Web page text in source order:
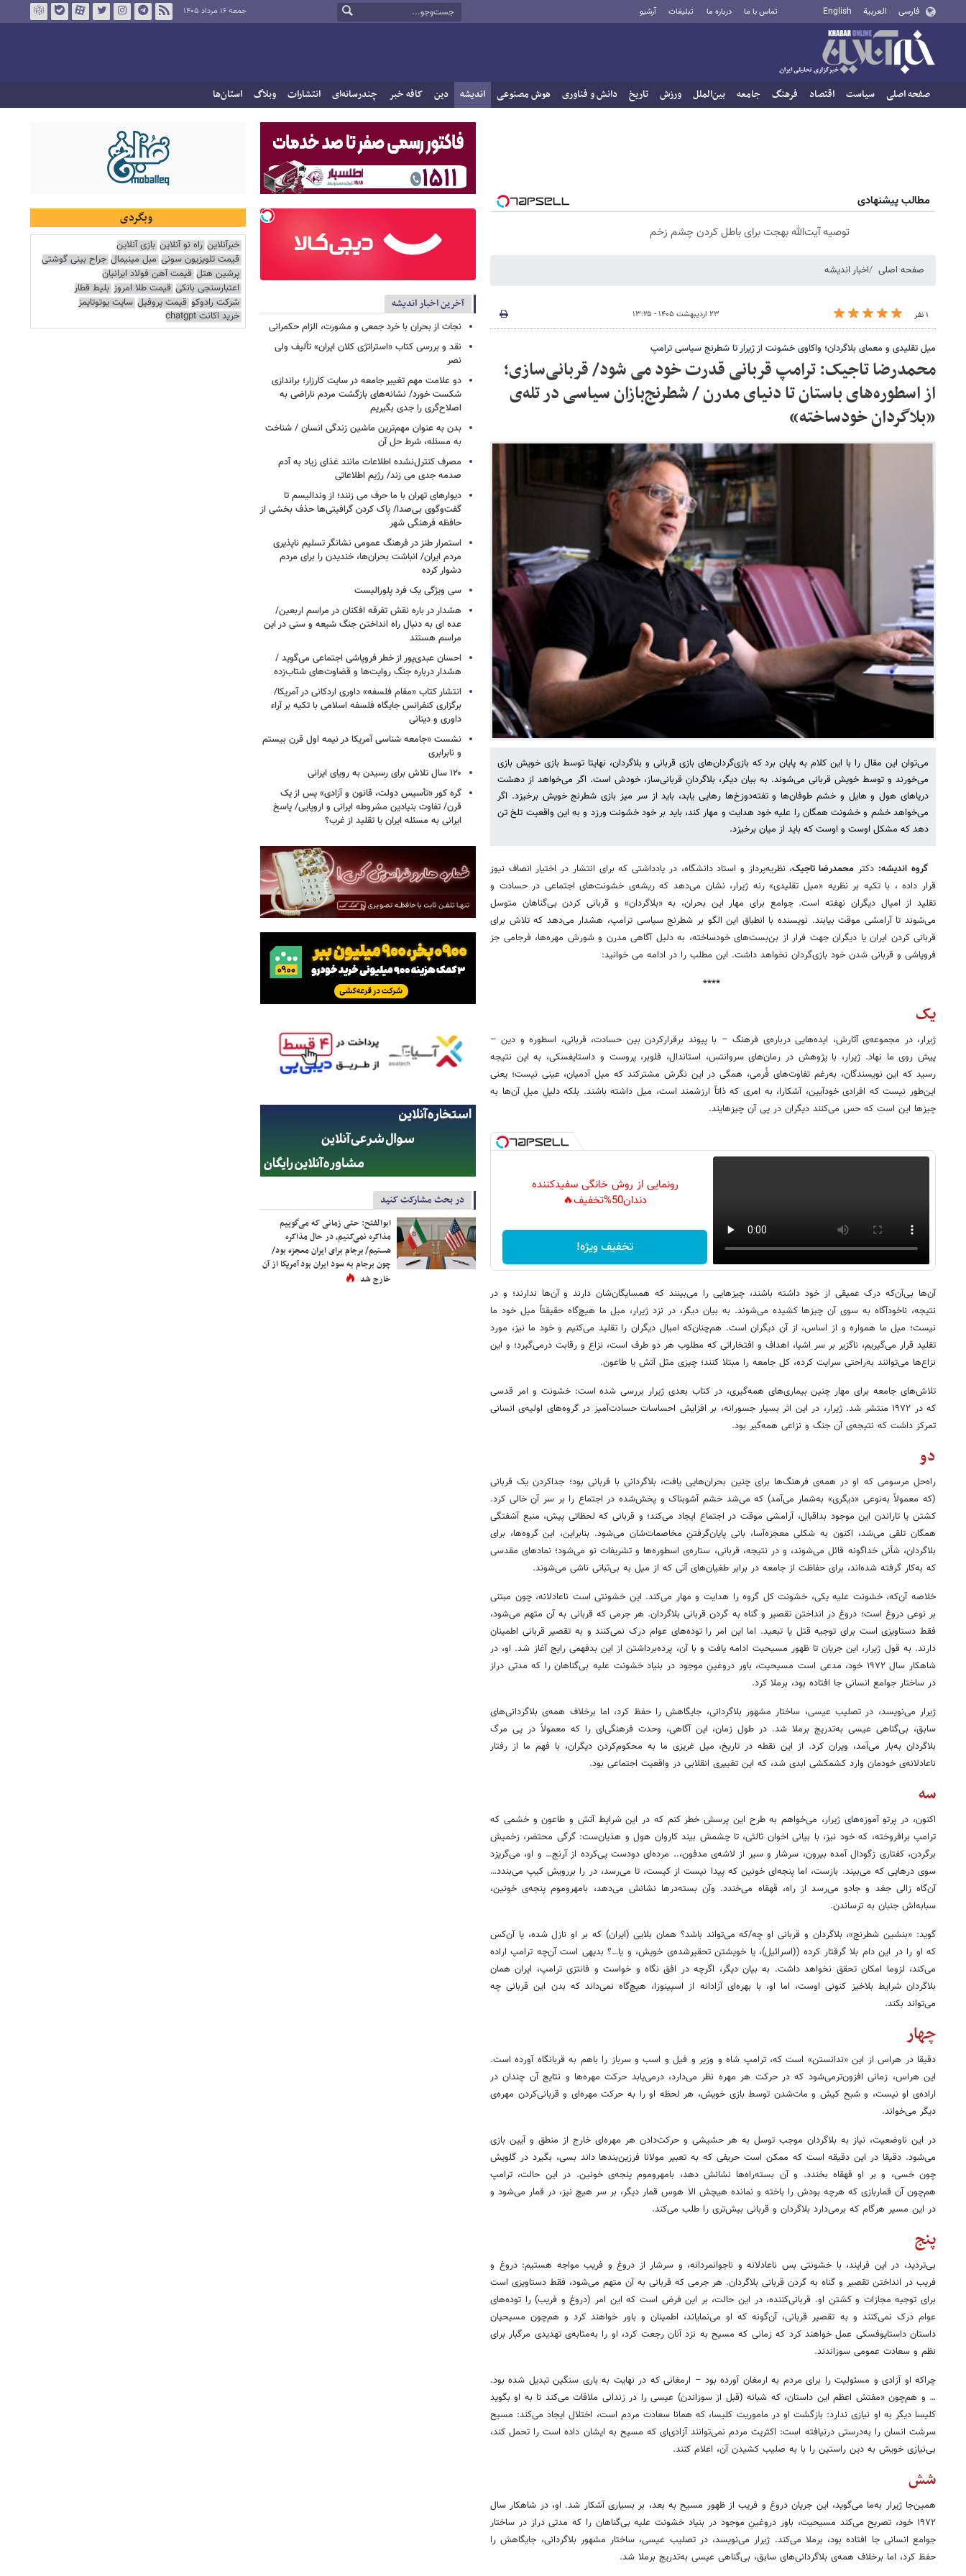
فارسی العربية English تماس با ما درباره ما تبلیغات آرشیو جمعه ۱۶ مرداد ۱۴۰۵
صفحه اصلی سیاست اقتصاد فرهنگ جامعه بین‌الملل ورزش تاریخ دانش و فناوری هوش مصنوعی اندیشه دین کافه خبر چندرسانه‌ای انتشارات وبلاگ استان‌ها
مطالب پیشنهادی
توصیه آیت‌الله بهجت برای باطل کردن چشم زخم
صفحه اصلی اخبار اندیشه
۱ نفر ۲۳ اردیبهشت ۱۴۰۵ - ۱۳:۲۵
میل تقلیدی و معمای بلاگردان؛ واکاوی خشونت از ژیرار تا شطرنج سیاسی ترامپ
محمدرضا تاجیک: ترامپ قربانی قدرت خود می شود/ قربانی‌سازی؛
از اسطوره‌های باستان تا دنیای مدرن / شطرنج‌بازان سیاسی در تله‌ی
«بلاگردان خودساخته»
می‌توان این مقال را با این کلام به پایان برد که بازی‌گردان‌های بازی قربانی و بلاگردان، نهایتا توسط بازی خویش بازی
می‌خورند و توسط خویش قربانی می‌شوند. به بیان دیگر، بلاگردانِ قربانی‌ساز، خودش است. اگر می‌خواهد از دهشت
دریاهای هول و هایل و خشم طوفان‌ها و تفته‌دوزخ‌ها رهایی یابد، باید از سر میز بازی شطرنج خویش برخیزد. اگر
می‌خواهد خشم و خشونت همگان را علیه خود هدایت و مهار کند، باید بر خود خشونت ورزد و به این واقعیت تلخ تن
دهد که مشکل اوست و اوست که باید از میان برخیزد.
گروه اندیشه: دکتر محمدرضا تاجیک، نظریه‌پرداز و استاد دانشگاه، در یادداشتی که برای انتشار در اختیار انصاف نیوز
قرار داده ، با تکیه بر نظریه «میل تقلیدی» رنه ژیرار، نشان می‌دهد که ریشه‌ی خشونت‌های اجتماعی در حسادت و
تقلید از امیال دیگران نهفته است. جوامع برای مهار این بحران، به «بلاگردان» و قربانی کردن بی‌گناهان متوسل
می‌شوند تا آرامشی موقت بیابند. نویسنده با انطباق این الگو بر شطرنج سیاسی ترامپ، هشدار می‌دهد که تلاش برای
قربانی کردن ایران یا دیگران جهت فرار از بن‌بست‌های خودساخته، به دلیل آگاهی مدرن و شورش مهره‌ها، فرجامی جز
فروپاشی و قربانی شدن خود بازی‌گردان نخواهد داشت. این مطلب را در ادامه می خوانید:
****
یک
ژیرار، در مجموعه‌ی آثارش، ایده‌هایی درباره‌ی فرهنگ – با پیوند برقرارکردن بین حسادت، قربانی، اسطوره و دین –
پیش روی ما نهاد. ژیرار، با پژوهش در رمان‌های سروانتس، استاندال، فلوبر، پروست و داستایفسکی، به این نتیجه
رسید که این نویسندگان، به‌رغم تفاوت‌های فُرمی، همگی در این نگرش مشترکند که میل آدمیان، عینی نیست؛ یعنی
این‌طور نیست که افرادی خودآیین، آشکارا، به امری که ذاتاً ارزشمند است، میل داشته باشند. بلکه دلیلِ میلِ آن‌ها به
چیزها این است که حس می‌کنند دیگران در پی آن چیزهایند.
رونمایی از روش خانگی سفیدکننده
دندان50%تخفیف🔥
تخفیف ویژه!
آن‌ها بی‌آن‌که درک عمیقی از خود داشته باشند، چیزهایی را می‌بینند که همسایگان‌شان دارند و آن‌ها ندارند؛ و در
نتیجه، ناخودآگاه به سوی آن چیزها کشیده می‌شوند. به بیان دیگر، در نزد ژیرار، میل ما هیچ‌گاه حقیقتاً میل خود ما
نیست؛ میل ما همواره و از اساس، از آن دیگران است. هم‌چنان‌که امیال دیگران را تقلید می‌کنیم و خود ما نیز، مورد
تقلید قرار می‌گیریم، ناگزیر بر سر اشیا، اهداف و افتخاراتی که مطلوب هر دو طرف است، نزاع و رقابت درمی‌گیرد؛ و این
نزاع‌ها می‌توانند به‌راحتی سرایت کرده، کل جامعه را مبتلا کنند؛ چیزی مثل آتش یا طاعون.
تلاش‌های جامعه برای مهار چنین بیماری‌های همه‌گیری، در کتاب بعدی ژیرار بررسی شده است: خشونت و امر قدسی
که در ۱۹۷۲ منتشر شد. ژیرار، در این اثر بسیار جسورانه، بر افزایش احساسات حسادت‌آمیز در گروه‌های اولیه‌ی انسانی
تمرکز داشت که نتیجه‌ی آن جنگ و نزاعی همه‌گیر بود.
دو
راه‌حل مرسومی که او در همه‌ی فرهنگ‌ها برای چنین بحران‌هایی یافت، بلاگردانی با قربانی بود؛ جداکردن یک قربانی
(که معمولاً به‌نوعی «دیگری» به‌شمار می‌آمد) که می‌شد خشم آشوبناک و پخش‌شده در اجتماع را بر سر آن خالی کرد.
کشتن یا تاراندن این موجود بداقبال، آرامشی موقت در اجتماع ایجاد می‌کند؛ و قربانی که لحظاتی پیش، منبع آشفتگی
همگان تلقی می‌شد، اکنون به شکلی معجزه‌آسا، بانی پایان‌گرفتنِ مخاصمات‌شان می‌شود. بنابراین، این گروه‌ها، برای
بلاگردان، شأنی خداگونه قائل می‌شوند، و در نتیجه، قربانی، ستاره‌ی اسطوره‌ها و تشریفات نو می‌شود؛ نمادهای مقدسی
که به‌کار گرفته شده‌اند، برای حفاظت از جامعه در برابر طغیان‌های آتی که از میل به بی‌ثباتی ناشی می‌شوند.
خلاصه آن‌که، خشونت علیه یکی، خشونت کل گروه را هدایت و مهار می‌کند. این خشونتی است ناعادلانه، چون مبتنی
بر نوعی دروغ است؛ دروغ در انداختن تقصیر و گناه به گردن قربانی بلاگردان. هر جرمی که قربانی به آن متهم می‌شود،
فقط دستاویزی است برای توجیه قتل یا تبعید. اما این امر را توده‌های عوام درک نمی‌کنند و به تقصیر قربانی اطمینان
دارند. به قول ژیرار، این جریان تا ظهور مسیحیت ادامه یافت و با آن، پرده‌برداشتن از این بدفهمی رایج آغاز شد. او، در
شاهکار سال ۱۹۷۲ خود، مدعی است مسیحیت، باور دروغینِ موجود در بنیاد خشونت علیه بی‌گناهان را که مدتی دراز
در ساختار جوامع انسانی جا افتاده بود، برملا کرد.
ژیرار می‌نویسد، در تصلیب عیسی، ساختار مشهور بلاگردانی، جایگاهش را حفظ کرد، اما برخلاف همه‌ی بلاگردانی‌های
سابق، بی‌گناهی عیسی به‌تدریج برملا شد. در طول زمان، این آگاهی، وحدت فرهنگی‌ای را که معمولاً در پی مرگ
بلاگردان به‌بار می‌آمد، ویران کرد. از این نقطه در تاریخ، میل غریزی ما به محکوم‌کردن دیگران، با فهم ما از رفتار
ناعادلانه‌ی خودمان وارد کشمکشی ابدی شد، که این تغییری انقلابی در واقعیت اجتماعی بود.
سه
اکنون، در پرتو آموزه‌های ژیرار، می‌خواهم به طرح این پرسش خطر کنم که در این شرایط آتش و طاعون و خشمی که
ترامپ برافروخته، که خود نیز، با بیانی اخوان ثالثی، تا چشمش بیند کاروان هول و هذیان‌ست: گرگی محتضر، زخمیش
برگردن، کفتاری زگودال آمده بیرون، سرشار و سیر از لاشه‌ی مدفون،.. مرده‌ای دودست پی‌کرده از آرنج… و او، می‌گریزد
سوی درهایی که می‌بیند. بازست، اما پنجه‌ای خونین که پیدا نیست از کیست، تا می‌رسد، در را بررویش کیپ می‌بندد…
آن‌گاه زالی جغد و جادو می‌رسد از راه، قهقاه می‌خندد. وآن بسته‌درها نشانش می‌دهد، بامهروموم پنجه‌ی خونین،
سبابه‌اش جنبان به ترساندن.
گوید: «بنشین شطرنج»، بلاگردان و قربانی او چه/که می‌تواند باشد؟ همان بلایی (ایران) که بر او نازل شده، یا آن‌کس
که او را در این دام بلا گرقتار کرده ((اسرائیل)، یا خویشتن تحقیرشده‌ی خویش، و یا…؟ بدیهی است آن‌چه ترامپ اراده
می‌کند، لزوما امکان تحقق نخواهد داشت. به بیان دیگر، اگرچه در افق نگاه و خواست و فانتزی ترامپ، ایران همان
بلاگردان شرایط بلاخیز کنونی اوست، اما او، با بهره‌ای آزادانه از اسپینوزا، هیچ‌گاه نمی‌داند که بدن این قربانی چه
می‌تواند بکند.
چهار
دقیقا در هراس از این «ندانستن» است که، ترامپ شاه و وزیر و فیل و اسب و سرباز را باهم به قربانگاه آورده است.
این هراس، زمانی افزون‌ترمی‌شود که در حرکت هر مهره نظر می‌دارد، درمی‌یابد حرکت مهره‌ها و نتایج آن چندان در
اراده‌ی او نیست، و شبح کیش و مات‌شدن توسط بازی خویش، هر لحظه او را به حرکت مهره‌ای و قربانی‌کردن مهره‌ی
دیگر می‌خواند.
در این ناوضعیت، نیاز به بلاگردان موجب توسل به هر حشیشی و حرکت‌دادن هر مهره‌ای خارج از منطق و آیین بازی
می‌شود. دقیقا در این دقیقه است که ممکن است حریفی که به تعبیر مولانا فرزین‌بندها داند بسی، بگیرد در گلویش
چون خسی، و بر او قهقاه بخندد. و آن بسته‌راه‌ها نشانش دهد، بامهروموم پنجه‌ی خونین. در این حالت، ترامپ
هم‌چون آن قماربازی که هرچه بودش را باخته و نمانده هیچش الا هوس قمار دیگر، بر سر هیچ نیز، در قمار می‌شود و
در این مسیر هرگام که برمی‌دارد بلاگردان و قربانی بیش‌تری را طلب می‌کند.
پنج
بی‌تردید، در این‌ فرایند، با خشونتی بس ناعادلانه و ناجوانمردانه، و سرشار از دروغ و فریب مواجه هستیم: دروغ و
فریب در انداختن تقصیر و گناه به گردن قربانی بلاگردان. هر جرمی که قربانی به آن متهم می‌شود، فقط دستاویزی است
برای توجیه مجازات و کشتن او. قربانی‌کننده، در این حالت، بر این فرض است که این امر (دروغ و فریب) را توده‌های
عوام درک نمی‌کنند و به تقصیر قربانی، آن‌گونه که او می‌نمایاند، اطمینان و باور خواهند کرد و هم‌چون مسیحیان
داستان داستایوفسکی عمل خواهند کرد که زمانی که مسیح به نزد آنان رجعت کرد، او را به‌مثابه‌ی تهدیدی مرگبار برای
نظم و سعادت عمومی سوزاندند.
چراکه او آزادی و مسئولیت را برای مردم به ارمغان آورده بود – ارمغانی که در نهایت به باری سنگین تبدیل شده بود.
… و هم‌چون «مفتش اعظم این داستان، که شبانه (قبل از سوزاندن) عیسی را در زندانی ملاقات می‌کند تا به او بگوید
کلیسا دیگر به او نیازی ندارد: بازگشت او در ماموریت کلیسا، که همانا سعادت مردم است، اختلال ایجاد می‌کند: مسیح
سرشت انسان را به‌درستی درنیافته است: اکثریت مردم نمی‌توانند آزادی‌ای که مسیح به ایشان داده است را تحمل کند،
بی‌نیازی خویش به دین راستین را با به صلیب کشیدن آن، اعلام کنند.
شش
همین‌جا ژیرار به‌ما می‌گوید، این جریان دروغ و فریب از ظهور مسیح به بعد، بر بسیاری آشکار شد. او، در شاهکار سال
۱۹۷۲ خود، تصریح می‌کند مسیحیت، باور دروغینِ موجود در بنیاد خشونت علیه بی‌گناهان را که مدتی دراز در ساختار
جوامع انسانی جا افتاده بود، برملا می‌کند. ژیرار می‌نویسد، در تصلیب عیسی، ساختار مشهور بلاگردانی، جایگاهش را
حفظ کرد، اما برخلاف همه‌ی بلاگردانی‌های سابق، بی‌گناهی عیسی به‌تدریج برملا شد.
آخرین اخبار اندیشه
نجات از بحران با خرد جمعی و مشورت، الزام حکمرانی
نقد و بررسی کتاب «استراتژی کلان ایران» تألیف ولی
نصر
دو علامت مهم تغییر جامعه در سایت کارزار؛ براندازی
شکست خورد/ نشانه‌های بازگشت مردم ناراضی به
اصلاح‌گری را جدی بگیریم
بدن به عنوان مهم‌ترین ماشین زندگی انسان / شناخت
به مسئله، شرط حل آن
مصرف کنترل‌نشده اطلاعات مانند غذای زیاد به آدم
صدمه جدی می زند/ رژیم اطلاعاتی
دیوارهای تهران با ما حرف می زنند؛ از وندالیسم تا
گفت‌وگوی بی‌صدا/ پاک کردن گرافیتی‌ها حذف بخشی از
حافظه فرهنگی شهر
استمرار طنز در فرهنگ عمومی نشانگر تسلیم ناپذیری
مردم ایران/ انباشت بحران‌ها، خندیدن را برای مردم
دشوار کرده
سی ویژگی یک فرد پلورالیست
هشدار در باره نقش تفرقه افکنان در مراسم اربعین/
عده ای به دنبال راه انداختن جنگ شیعه و سنی در این
مراسم هستند
احسان عبدی‌پور از خطر فروپاشی اجتماعی می‌گوید /
هشدار درباره جنگ روایت‌ها و قضاوت‌های شتاب‌زده
انتشار کتاب «مقام فلسفه» داوری اردکانی در آمریکا/
برگزاری کنفرانس جایگاه فلسفه اسلامی با تکیه بر آراء
داوری و دینانی
نشست «جامعه شناسی آمریکا در نیمه اول قرن بیستم
و نابرابری
۱۲۰ سال تلاش برای رسیدن به رویای ایرانی
گره کور «تأسیس دولت، قانون و آزادی» پس از یک
قرن/ تفاوت بنیادین مشروطه ایرانی و اروپایی/ پاسخ
ایرانی به مسئله ایران یا تقلید از غرب؟
در بحث مشارکت کنید
ابوالفتح: حتی زمانی که می‌گوییم
مذاکره نمی‌کنیم، در حال مذاکره
هستیم/ برجام برای ایران معجزه بود/
چون برجام به سود ایران بود آمریکا از آن
خارج شد
وبگردی
خبرآنلاین راه نو آنلاین بازی آنلاین
قیمت تلویزیون سونی مبل مینیمال جراح بینی گوشتی
پرشین هتل قیمت آهن فولاد ایرانیان
اعتبارسنجی بانکی قیمت طلا امروز بلیط قطار
شرکت رادوکو قیمت پروفیل سایت یوتوتایمز
خرید اکانت chatgpt